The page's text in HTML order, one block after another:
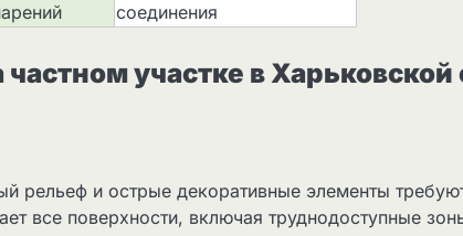
соединения
участке в Харьковской
рельеф и острые декоративные элементы
все поверхности, включая труднодоступные